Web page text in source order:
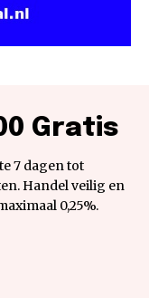
Gratis
7 dagen tot
Handel veilig en
0,25%.